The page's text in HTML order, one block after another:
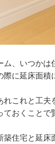
ム、いつかは
際に延床面積
れこれと工
ておくことで
築住宅と延床